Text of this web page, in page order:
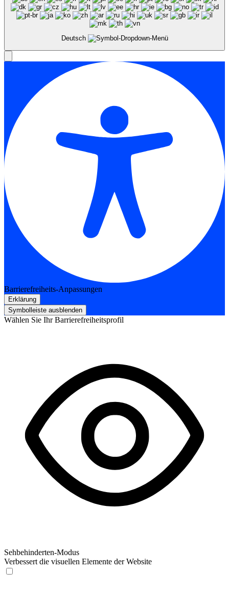
Deutsch
Barrierefreiheits-Anpassungen
Erklärung
Symbolleiste ausblenden
Wählen Sie Ihr Barrierefreiheitsprofil
Sehbehinderten-Modus
Verbessert die visuellen Elemente der Website